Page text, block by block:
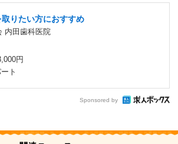
りたい方におすすめ
内田歯科医院
円
ト
Sponsored by